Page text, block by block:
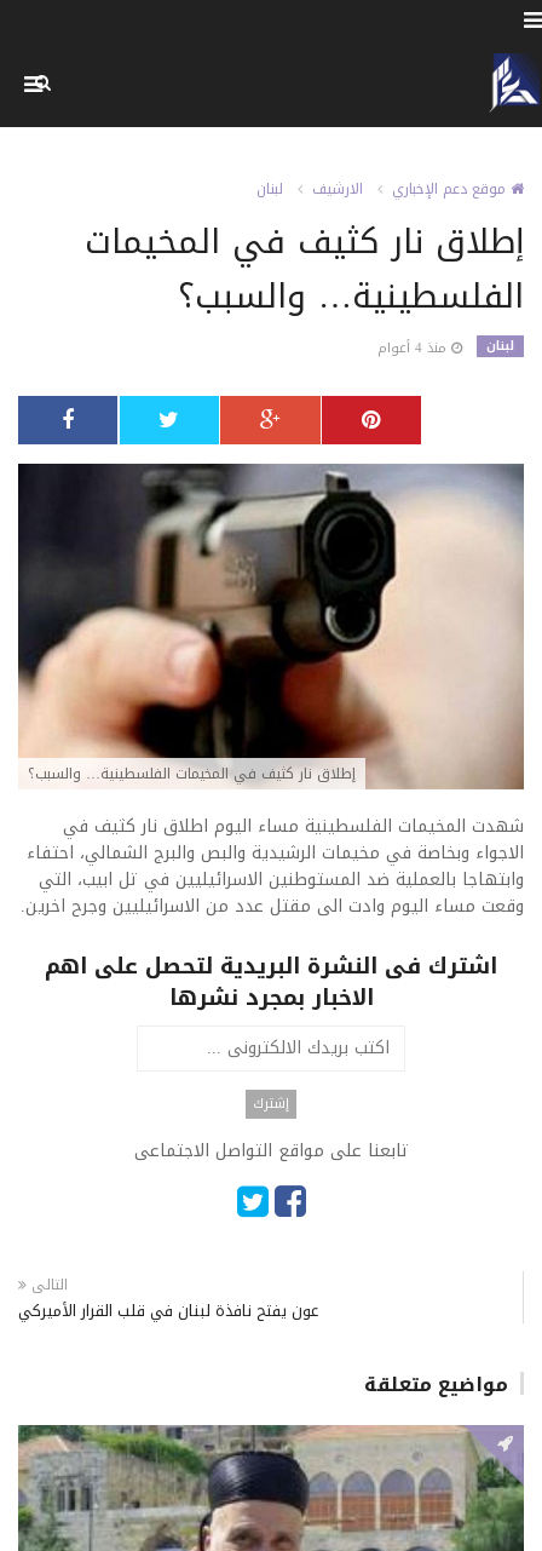
موقع دعم الإخباري الارشيف لبنان
إطلاق نار كثيف في المخيمات
الفلسطينية… والسبب؟
لبنان منذ 4 أعوام
إطلاق نار كثيف في المخيمات الفلسطينية… والسبب؟
شهدت المخيمات الفلسطينية مساء اليوم اطلاق نار كثيف في
الاجواء وبخاصة في مخيمات الرشيدية والبص والبرج الشمالي، احتفاء
وابتهاجا بالعملية ضد المستوطنين الاسرائيليين في تل ابيب، التي
وقعت مساء اليوم وادت الى مقتل عدد من الاسرائيليين وجرح اخرين.
اشترك فى النشرة البريدية لتحصل على اهم
الاخبار بمجرد نشرها
تابعنا على مواقع التواصل الاجتماعى
التالى
عون يفتح نافذة لبنان في قلب القرار الأميركي
مواضيع متعلقة